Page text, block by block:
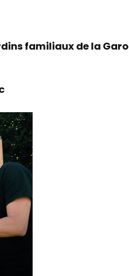
familiaux de la